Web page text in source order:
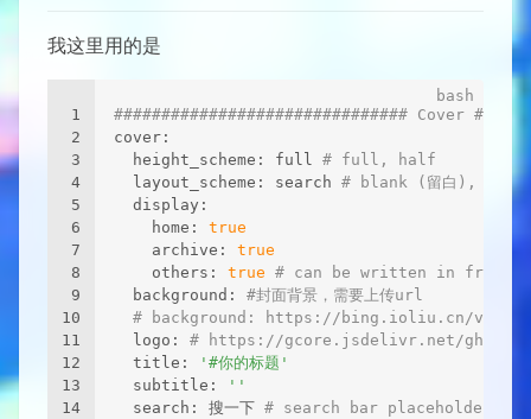
我这里用的是
1
2
3
4
5
6
7
8
9
10
11
12
13
14
############################### Cover
cover:
  height_scheme: full
# full, half
  layout_scheme: search
# blank (留白),
  display:
    home:
true
    archive:
true
    others:
true # can be written in front-
  background:
#封面背景，需要上传url
# background: https://bing.ioliu.cn/v1/
  logo:
# https://gcore.jsdelivr.net/gh/
  title:
'#你的标题'
  subtitle:
''
  search: 搜一下
# search bar placeholder 搜索